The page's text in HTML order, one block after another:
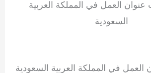
عنوان العمل في المملكة العربية
السعودية
العمل في المملكة العربية السعودية